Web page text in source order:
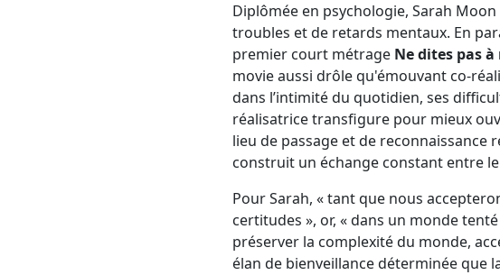
Diplômée en psychologie, Sarah
troubles et de retards mentaux. En
premier court métrage Ne dites pas
movie aussi drôle qu'émouvant co-
dans l’intimité du quotidien, ses
réalisatrice transfigure pour mieux
lieu de passage et de reconnaissance
construit un échange constant entre
Pour Sarah, « tant que nous
certitudes », or, « dans un monde
préserver la complexité du monde,
élan de bienveillance déterminée que